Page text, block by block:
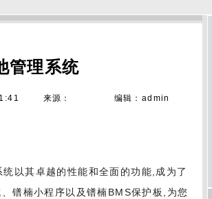
管理系统
来源： 编辑：admin
以其卓越的性能和全面的功能,成为了
镨楠小程序以及镨楠BMS保护板,为您